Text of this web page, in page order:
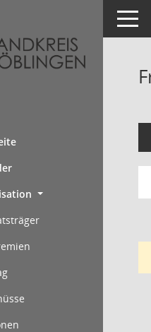
Toggle